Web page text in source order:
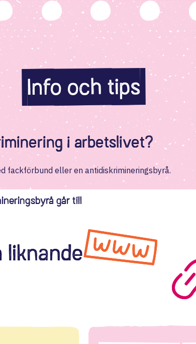
Info och tips
i arbetslivet?
fackförbund eller en antidiskrimineringsbyrå.
går till
liknande